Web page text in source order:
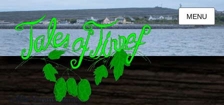
MENU
« Alle Veranstaltungen